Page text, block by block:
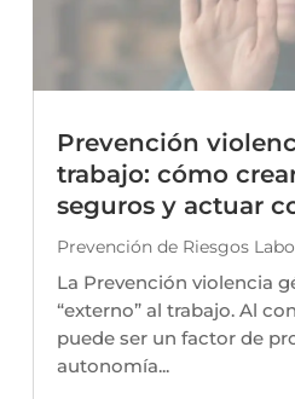
Prevención
trabajo: cómo
seguros y actuar
Prevención de Riesgos
La Prevención violencia
“externo” al trabajo. Al
puede ser un factor de
autonomía...